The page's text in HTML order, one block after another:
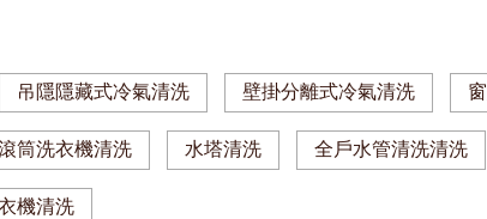
吊隱隱藏式冷氣清洗 壁掛分離式冷氣清洗
筒洗衣機清洗 水塔清洗 全戶水管清洗清洗
機清洗